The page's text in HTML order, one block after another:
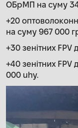
ОБрМП на суму
+20
на суму 967 000
+30 зенітних
+40 зенітних
000 uhy.